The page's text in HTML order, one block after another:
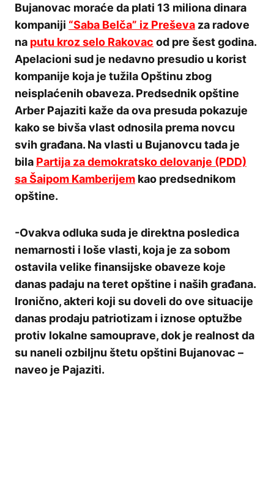
Bujanovac moraće da plati 13 miliona dinara
kompaniji “Saba Belča” iz Preševa za radove
na putu kroz selo Rakovac od pre šest godina.
Apelacioni sud je nedavno presudio u korist
kompanije koja je tužila Opštinu zbog
neisplaćenih obaveza. Predsednik opštine
Arber Pajaziti kaže da ova presuda pokazuje
kako se bivša vlast odnosila prema novcu
svih građana. Na vlasti u Bujanovcu tada je
bila Partija za demokratsko delovanje (PDD)
sa Šaipom Kamberijem kao predsednikom
opštine.
-Ovakva odluka suda je direktna posledica
nemarnosti i loše vlasti, koja je za sobom
ostavila velike finansijske obaveze koje
danas padaju na teret opštine i naših građana.
Ironično, akteri koji su doveli do ove situacije
danas prodaju patriotizam i iznose optužbe
protiv lokalne samouprave, dok je realnost da
su naneli ozbiljnu štetu opštini Bujanovac –
naveo je Pajaziti.